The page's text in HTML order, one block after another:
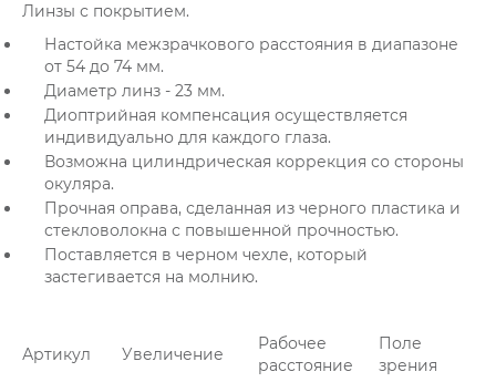
Линзы с покрытием.
Настойка межзрачкового расстояния в диапазоне
от 54 до 74 мм.
Диаметр линз - 23 мм.
Диоптрийная компенсация осуществляется
индивидуально для каждого глаза.
Возможна цилиндрическая коррекция со стороны
окуляра.
Прочная оправа, сделанная из черного пластика и
стекловолокна с повышенной прочностью.
Поставляется в черном чехле, который
застегивается на молнию.
Артикул Увеличение
Рабочее
расстояние
Поле
зрения